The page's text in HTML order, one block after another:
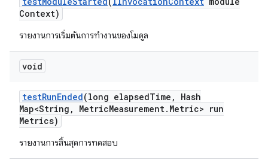
Context)
รายงานการเริ่มต้นการทำงานของโมดูล
void
testRunEnded(long elapsedTime ,
Hash
Map<String , MetricMeasurement. Metric> run
Metrics)
รายงานการสิ้นสุดการทดสอบ